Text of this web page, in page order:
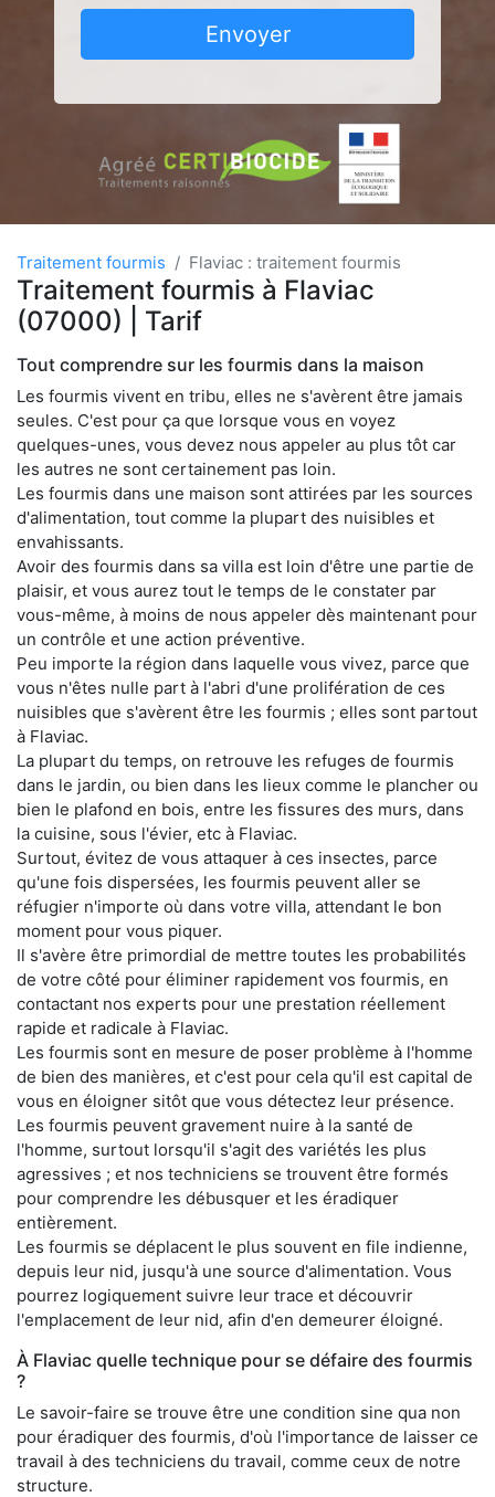
Envoyer
Traitement fourmis Flaviac : traitement fourmis
Traitement fourmis à Flaviac
(07000) | Tarif
Tout comprendre sur les fourmis dans la maison
Les fourmis vivent en tribu, elles ne s'avèrent être jamais
seules. C'est pour ça que lorsque vous en voyez
quelques-unes, vous devez nous appeler au plus tôt car
les autres ne sont certainement pas loin.
Les fourmis dans une maison sont attirées par les sources
d'alimentation, tout comme la plupart des nuisibles et
envahissants.
Avoir des fourmis dans sa villa est loin d'être une partie de
plaisir, et vous aurez tout le temps de le constater par
vous-même, à moins de nous appeler dès maintenant pour
un contrôle et une action préventive.
Peu importe la région dans laquelle vous vivez, parce que
vous n'êtes nulle part à l'abri d'une prolifération de ces
nuisibles que s'avèrent être les fourmis ; elles sont partout
à Flaviac.
La plupart du temps, on retrouve les refuges de fourmis
dans le jardin, ou bien dans les lieux comme le plancher ou
bien le plafond en bois, entre les fissures des murs, dans
la cuisine, sous l'évier, etc à Flaviac.
Surtout, évitez de vous attaquer à ces insectes, parce
qu'une fois dispersées, les fourmis peuvent aller se
réfugier n'importe où dans votre villa, attendant le bon
moment pour vous piquer.
Il s'avère être primordial de mettre toutes les probabilités
de votre côté pour éliminer rapidement vos fourmis, en
contactant nos experts pour une prestation réellement
rapide et radicale à Flaviac.
Les fourmis sont en mesure de poser problème à l'homme
de bien des manières, et c'est pour cela qu'il est capital de
vous en éloigner sitôt que vous détectez leur présence.
Les fourmis peuvent gravement nuire à la santé de
l'homme, surtout lorsqu'il s'agit des variétés les plus
agressives ; et nos techniciens se trouvent être formés
pour comprendre les débusquer et les éradiquer
entièrement.
Les fourmis se déplacent le plus souvent en file indienne,
depuis leur nid, jusqu'à une source d'alimentation. Vous
pourrez logiquement suivre leur trace et découvrir
l'emplacement de leur nid, afin d'en demeurer éloigné.
À Flaviac quelle technique pour se défaire des fourmis
?
Le savoir-faire se trouve être une condition sine qua non
pour éradiquer des fourmis, d'où l'importance de laisser ce
travail à des techniciens du travail, comme ceux de notre
structure.